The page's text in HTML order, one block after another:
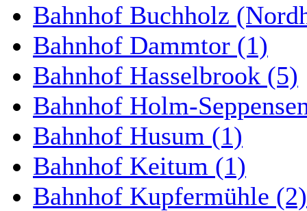
Bahnhof Buchholz
Bahnhof Dammtor (1)
Bahnhof Hasselbrook (5)
Bahnhof Holm-
Bahnhof Husum (1)
Bahnhof Keitum (1)
Bahnhof Kupfermühle (2)